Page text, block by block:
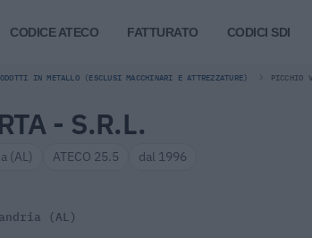
CODICE ATECO FATTURATO CODICI SDI
IN METALLO (ESCLUSI MACCHINARI E ATTREZZATURE) PICCHIO
- S.R.L.
(AL) ATECO 25.5 dal 1996
(AL)